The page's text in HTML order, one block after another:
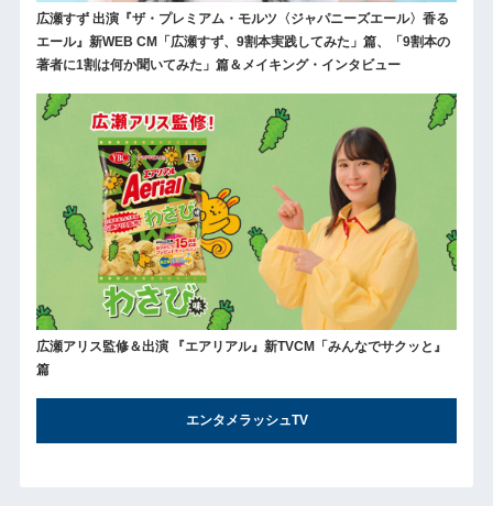
広瀬すず 出演『ザ・プレミアム・モルツ〈ジャパニーズエール〉香る
エール』新WEB CM「広瀬すず、9割本実践してみた」篇、「9割本の
著者に1割は何か聞いてみた」篇＆メイキング・インタビュー
広瀬アリス監修＆出演 『エアリアル』新TVCM「みんなでサクッと』
篇
エンタメラッシュTV